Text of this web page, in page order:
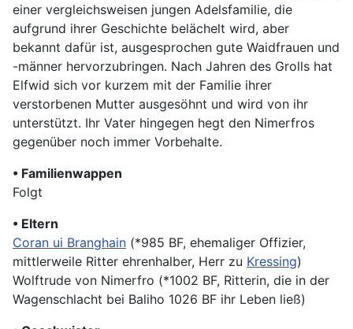
einer vergleichsweisen jungen Adelsfamilie, die
aufgrund ihrer Geschichte belächelt wird, aber
bekannt dafür ist, ausgesprochen gute Waidfrauen und
-männer hervorzubringen. Nach Jahren des Grolls hat
Elfwid sich vor kurzem mit der Familie ihrer
verstorbenen Mutter ausgesöhnt und wird von ihr
unterstützt. Ihr Vater hingegen hegt den Nimerfros
gegenüber noch immer Vorbehalte.
• Familienwappen
Folgt
• Eltern
Coran ui Branghain (*985 BF, ehemaliger Offizier,
mittlerweile Ritter ehrenhalber, Herr zu Kressing)
Wolftrude von Nimerfro (*1002 BF, Ritterin, die in der
Wagenschlacht bei Baliho 1026 BF ihr Leben ließ)